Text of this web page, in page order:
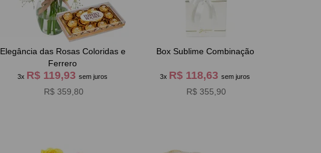
Elegância das Rosas Coloridas e
Ferrero
3x R$ 119,93sem juros
R$ 359,80
Box Sublime Combinação
3x R$ 118,63sem juros
R$ 355,90